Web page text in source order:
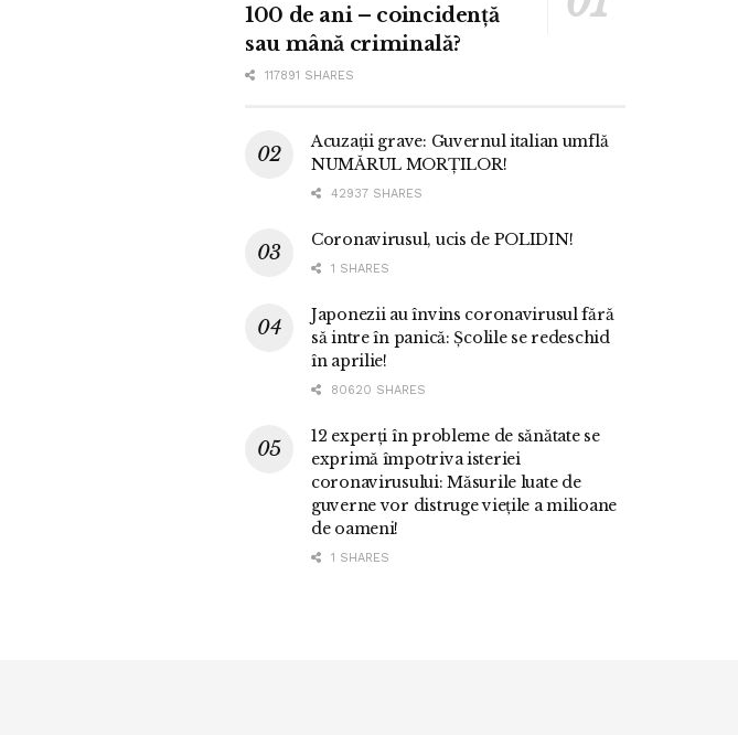
100 de ani – coincidență
sau mână criminală?
117891 SHARES
Acuzații grave: Guvernul italian umflă
NUMĂRUL MORȚILOR!
42937 SHARES
Coronavirusul, ucis de POLIDIN!
1 SHARES
Japonezii au învins coronavirusul fără
să intre în panică: Școlile se redeschid
în aprilie!
80620 SHARES
12 experți în probleme de sănătate se
exprimă împotriva isteriei
coronavirusului: Măsurile luate de
guverne vor distruge viețile a milioane
de oameni!
1 SHARES